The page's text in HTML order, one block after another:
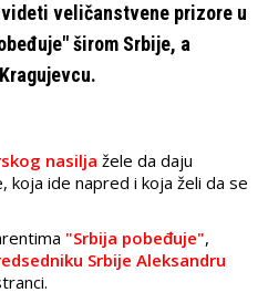
veličanstvene prizore u
širom Srbije, a
nasilja žele da daju
koja ide napred i koja želi da se
"Srbija pobeđuje",
Srbije Aleksandru